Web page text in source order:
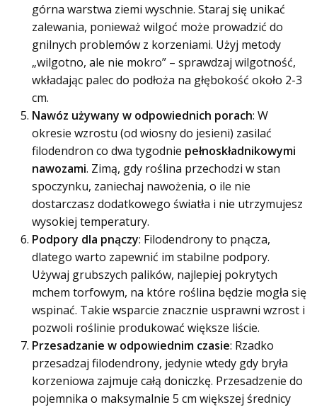
górna warstwa ziemi wyschnie. Staraj się unikać
zalewania, ponieważ wilgoć może prowadzić do
gnilnych problemów z korzeniami. Użyj metody
„wilgotno, ale nie mokro” – sprawdzaj wilgotność,
wkładając palec do podłoża na głębokość około 2-3
cm.
Nawóz używany w odpowiednich porach: W
okresie wzrostu (od wiosny do jesieni) zasilać
filodendron co dwa tygodnie pełnoskładnikowymi
nawozami. Zimą, gdy roślina przechodzi w stan
spoczynku, zaniechaj nawożenia, o ile nie
dostarczasz dodatkowego światła i nie utrzymujesz
wysokiej temperatury.
Podpory dla pnączy: Filodendrony to pnącza,
dlatego warto zapewnić im stabilne podpory.
Używaj grubszych palików, najlepiej pokrytych
mchem torfowym, na które roślina będzie mogła się
wspinać. Takie wsparcie znacznie usprawni wzrost i
pozwoli roślinie produkować większe liście.
Przesadzanie w odpowiednim czasie: Rzadko
przesadzaj filodendrony, jedynie wtedy gdy bryła
korzeniowa zajmuje całą doniczkę. Przesadzenie do
pojemnika o maksymalnie 5 cm większej średnicy